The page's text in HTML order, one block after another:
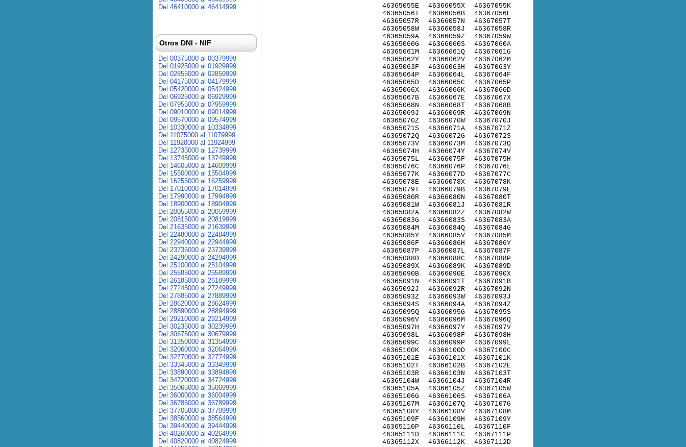
46365055E
46365056T
46365057R
46365058W
46365059A
46365060G
46365061M
46365062Y
46365063F
46365064P
46365065D
46365066X
46365067B
46365068N
46365069J
46365070Z
46365071S
46365072Q
46365073V
46365074H
46365075L
46365076C
46365077K
46365078E
46365079T
46365080R
46365081W
46365082A
46365083G
46365084M
46365085Y
46365086F
46365087P
46365088D
46365089X
46365090B
46365091N
46365092J
46365093Z
46365094S
46365095Q
46365096V
46365097H
46365098L
46365099C
46365100K
46365101E
46365102T
46365103R
46365104W
46365105A
46365106G
46365107M
46365108Y
46365109F
46365110P
46365111D
46365112X
46366055X
46366056B
46366057N
46366058J
46366059Z
46366060S
46366061Q
46366062V
46366063H
46366064L
46366065C
46366066K
46366067E
46366068T
46366069R
46366070W
46366071A
46366072G
46366073M
46366074Y
46366075F
46366076P
46366077D
46366078X
46366079B
46366080N
46366081J
46366082Z
46366083S
46366084Q
46366085V
46366086H
46366087L
46366088C
46366089K
46366090E
46366091T
46366092R
46366093W
46366094A
46366095G
46366096M
46366097Y
46366098F
46366099P
46366100D
46366101X
46366102B
46366103N
46366104J
46366105Z
46366106S
46366107Q
46366108V
46366109H
46366110L
46366111C
46366112K
46367055K
46367056E
46367057T
46367058R
46367059W
46367060A
46367061G
46367062M
46367063Y
46367064F
46367065P
46367066D
46367067X
46367068B
46367069N
46367070J
46367071Z
46367072S
46367073Q
46367074V
46367075H
46367076L
46367077C
46367078K
46367079E
46367080T
46367081R
46367082W
46367083A
46367084G
46367085M
46367086Y
46367087F
46367088P
46367089D
46367090X
46367091B
46367092N
46367093J
46367094Z
46367095S
46367096Q
46367097V
46367098H
46367099L
46367100C
46367101K
46367102E
46367103T
46367104R
46367105W
46367106A
46367107G
46367108M
46367109Y
46367110F
46367111P
46367112D
Del 46410000 al 46414999
Otros DNI - NIF
Del 00375000 al 00379999
Del 01925000 al 01929999
Del 02855000 al 02859999
Del 04175000 al 04179999
Del 05420000 al 05424999
Del 06925000 al 06929999
Del 07955000 al 07959999
Del 09010000 al 09014999
Del 09570000 al 09574999
Del 10330000 al 10334999
Del 11075000 al 11079999
Del 11920000 al 11924999
Del 12735000 al 12739999
Del 13745000 al 13749999
Del 14605000 al 14609999
Del 15500000 al 15504999
Del 16255000 al 16259999
Del 17010000 al 17014999
Del 17990000 al 17994999
Del 18900000 al 18904999
Del 20055000 al 20059999
Del 20815000 al 20819999
Del 21635000 al 21639999
Del 22480000 al 22484999
Del 22940000 al 22944999
Del 23735000 al 23739999
Del 24290000 al 24294999
Del 25100000 al 25104999
Del 25585000 al 25589999
Del 26185000 al 26189999
Del 27245000 al 27249999
Del 27885000 al 27889999
Del 28620000 al 28624999
Del 28890000 al 28894999
Del 29210000 al 29214999
Del 30235000 al 30239999
Del 30675000 al 30679999
Del 31350000 al 31354999
Del 32060000 al 32064999
Del 32770000 al 32774999
Del 33345000 al 33349999
Del 33890000 al 33894999
Del 34720000 al 34724999
Del 35065000 al 35069999
Del 36000000 al 36004999
Del 36785000 al 36789999
Del 37705000 al 37709999
Del 38560000 al 38564999
Del 39440000 al 39444999
Del 40260000 al 40264999
Del 40820000 al 40824999